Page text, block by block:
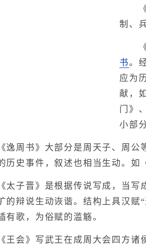
制、
书。
应为
献，
门》
小部
周书》大部分是周天子、周公
历史事件，叙述也相当生动。如
子晋》是根据传说写成，当写成
的辩说生动诙谐。结构上具汉赋
有歌，为俗赋的滥觞。
会》写武王在成周大会四方诸侯